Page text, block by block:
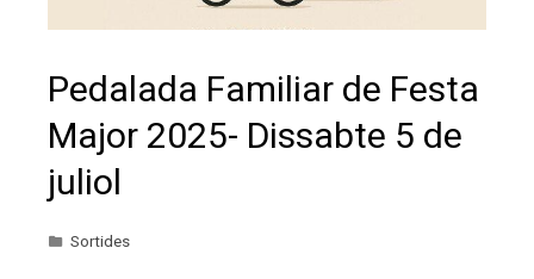
Pedalada Familiar de Festa
Major 2025- Dissabte 5 de
juliol
Sortides